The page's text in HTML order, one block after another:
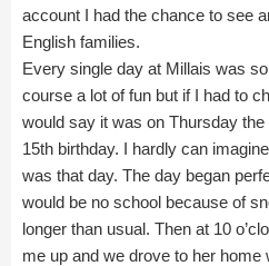
account I had the chance to see
English families.
Every single day at Millais was
course a lot of fun but if I had to
would say it was on Thursday
15th birthday. I hardly can
was that day. The day began
would be no school because of
longer than usual. Then at 10
me up and we drove to her home